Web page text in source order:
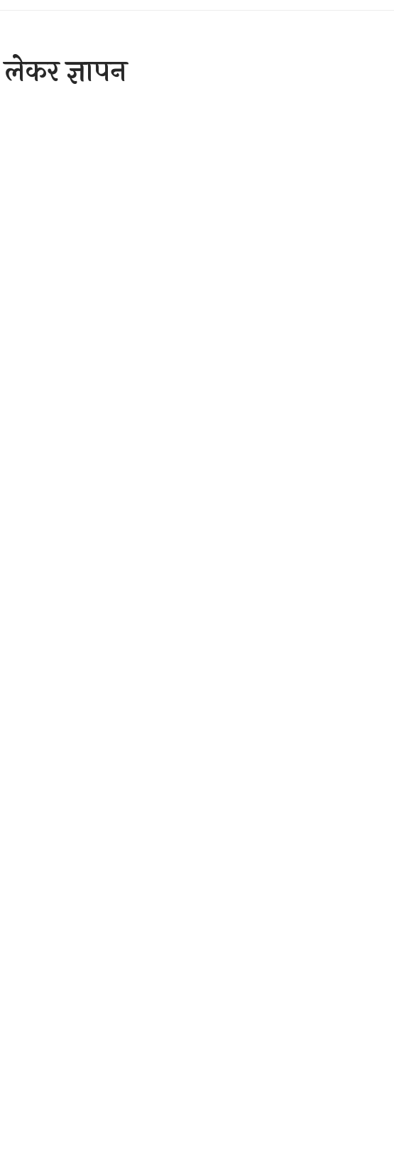
ज्ञापन